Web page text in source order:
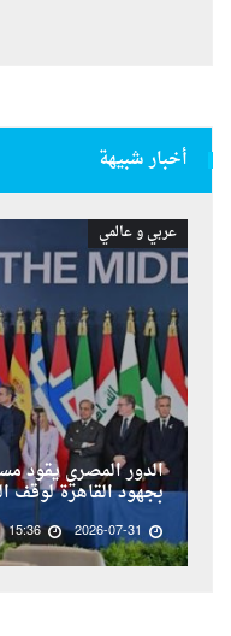
أخبار شبيهة
عربي و عالمي
الدور المصري يقود
بجهود القاهرة لوقف
2026-07-31
15:36